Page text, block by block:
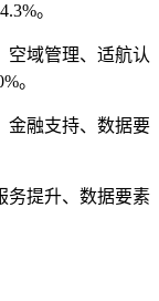
。
空域管理、适航认
。
金融支持、数据要
务提升、数据要素